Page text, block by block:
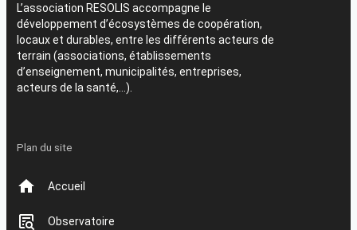
L’association RESOLIS accompagne le
développement d’écosystèmes de coopération,
locaux et durables, entre les différents acteurs de
terrain (associations, établissements
d’enseignement, municipalités, entreprises,
acteurs de la santé,…).
Plan du site
Accueil
Observatoire